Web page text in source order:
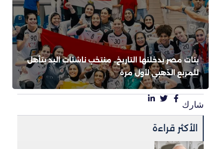
بنات مصر يدخلنها التاريخ.. منتخب ناشئات اليد يتأهل
للمربع الذهبي لأول مرة
شارك
الأكثر قراءة